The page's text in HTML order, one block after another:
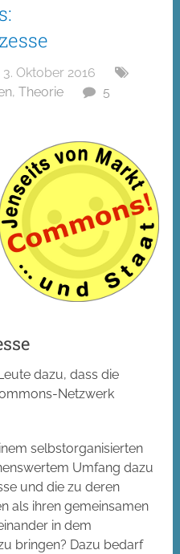
3. Oktober 2016
,Theorie
5
dazu, dass die
Netzwerk
selbstorganisierten
Umfang dazu
und die zu deren
als ihren gemeinsamen
in dem
bringen? Dazu bedarf